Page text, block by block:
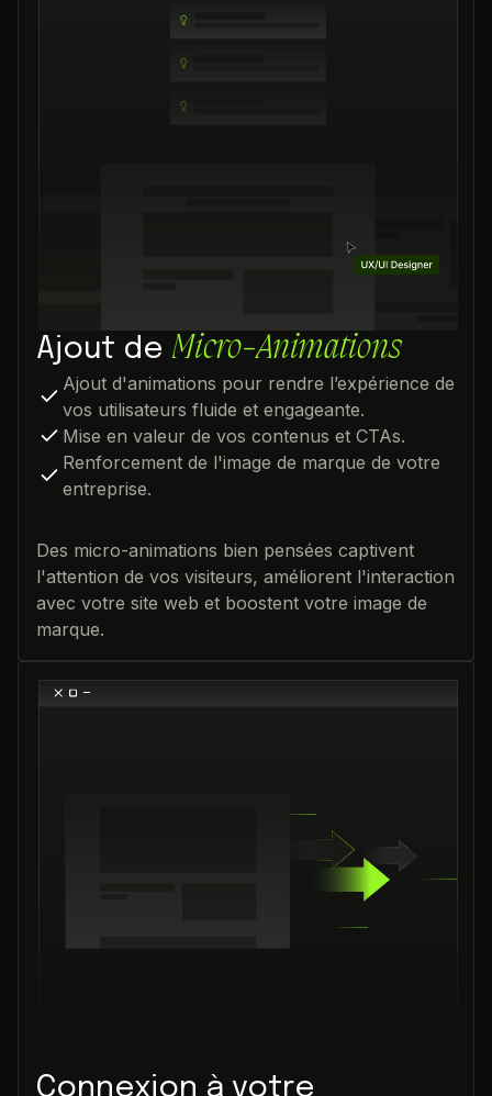
Ajout de Micro-Animations
Ajout d'animations pour rendre l’expérience de
vos utilisateurs fluide et engageante.
Mise en valeur de vos contenus et CTAs.
Renforcement de l'image de marque de votre
entreprise.
Des micro-animations bien pensées captivent
l'attention de vos visiteurs, améliorent l'interaction
avec votre site web et boostent votre image de
marque.
Connexion à votre